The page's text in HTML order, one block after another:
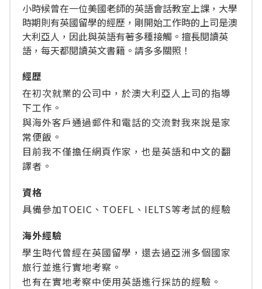
小時候曾在一位美國老師的英語會話教室上課，大學
時期則有英國留學的經歷，剛開始工作時的上司是澳
大利亞人，因此與英語有著多種接觸。擅長閱讀英
語，每天都閱讀英文書籍。請多多關照！
經歴
在初次就業的公司中，於澳大利亞人上司的指導
下工作。
與海外客戶通過郵件和電話的交流對我來說是家
常便飯。
目前我不僅擔任網頁作家，也是英語和中文的翻
譯者。
資格
具備參加TOEIC、TOEFL、IELTS等考試的經驗
海外經驗
學生時代曾經在英國留學，還去過亞洲多個國家
旅行並進行實地考察。
也有在實地考察中使用英語進行採訪的經驗。